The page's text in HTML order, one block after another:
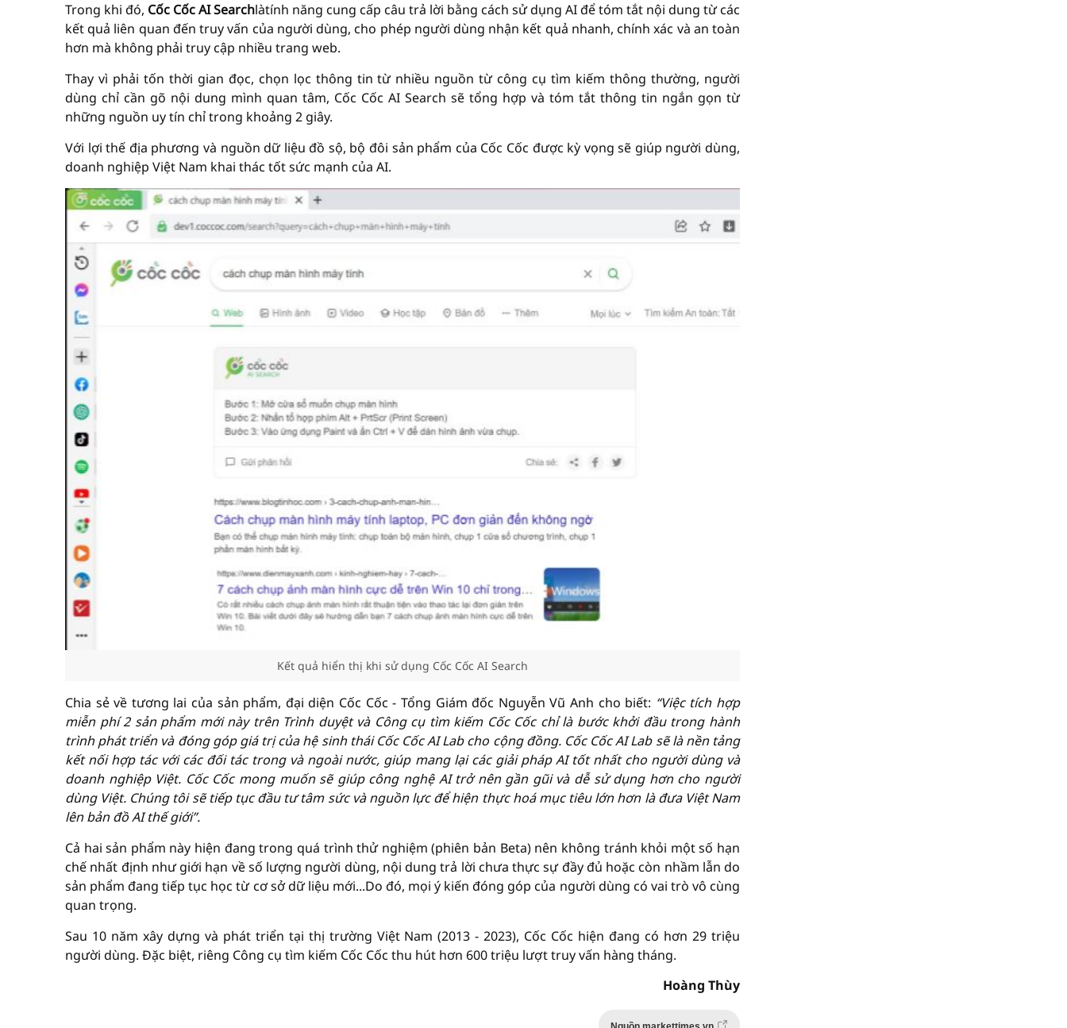
Trong khi đó, Cốc Cốc AI Searchlàtính năng cung cấp câu trả lời bằng cách sử dụng AI để tóm tắt nội dung từ các
kết quả liên quan đến truy vấn của người dùng, cho phép người dùng nhận kết quả nhanh, chính xác và an toàn
hơn mà không phải truy cập nhiều trang web.
Thay vì phải tốn thời gian đọc, chọn lọc thông tin từ nhiều nguồn từ công cụ tìm kiếm thông thường, người
dùng chỉ cần gõ nội dung mình quan tâm, Cốc Cốc AI Search sẽ tổng hợp và tóm tắt thông tin ngắn gọn từ
những nguồn uy tín chỉ trong khoảng 2 giây.
Với lợi thế địa phương và nguồn dữ liệu đồ sộ, bộ đôi sản phẩm của Cốc Cốc được kỳ vọng sẽ giúp người dùng,
doanh nghiệp Việt Nam khai thác tốt sức mạnh của AI.
Kết quả hiển thị khi sử dụng Cốc Cốc AI Search
Chia sẻ về tương lai của sản phẩm, đại diện Cốc Cốc - Tổng Giám đốc Nguyễn Vũ Anh cho biết: “Việc tích hợp
miễn phí 2 sản phẩm mới này trên Trình duyệt và Công cụ tìm kiếm Cốc Cốc chỉ là bước khởi đầu trong hành
trình phát triển và đóng góp giá trị của hệ sinh thái Cốc Cốc AI Lab cho cộng đồng. Cốc Cốc AI Lab sẽ là nền tảng
kết nối hợp tác với các đối tác trong và ngoài nước, giúp mang lại các giải pháp AI tốt nhất cho người dùng và
doanh nghiệp Việt. Cốc Cốc mong muốn sẽ giúp công nghệ AI trở nên gần gũi và dễ sử dụng hơn cho người
dùng Việt. Chúng tôi sẽ tiếp tục đầu tư tâm sức và nguồn lực để hiện thực hoá mục tiêu lớn hơn là đưa Việt Nam
lên bản đồ AI thế giới”.
Cả hai sản phẩm này hiện đang trong quá trình thử nghiệm (phiên bản Beta) nên không tránh khỏi một số hạn
chế nhất định như giới hạn về số lượng người dùng, nội dung trả lời chưa thực sự đầy đủ hoặc còn nhầm lẫn do
sản phẩm đang tiếp tục học từ cơ sở dữ liệu mới...Do đó, mọi ý kiến đóng góp của người dùng có vai trò vô cùng
quan trọng.
Sau 10 năm xây dựng và phát triển tại thị trường Việt Nam (2013 - 2023), Cốc Cốc hiện đang có hơn 29 triệu
người dùng. Đặc biệt, riêng Công cụ tìm kiếm Cốc Cốc thu hút hơn 600 triệu lượt truy vấn hàng tháng.
Hoàng Thùy